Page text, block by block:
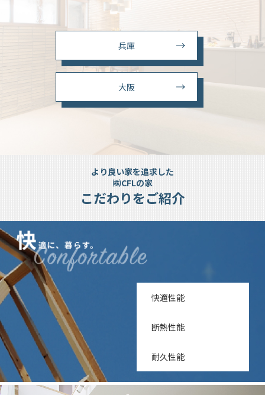
兵庫
大阪
より良い家を追求した
㈱CFLの家
こだわりをご紹介
快適性能
断熱性能
耐久性能